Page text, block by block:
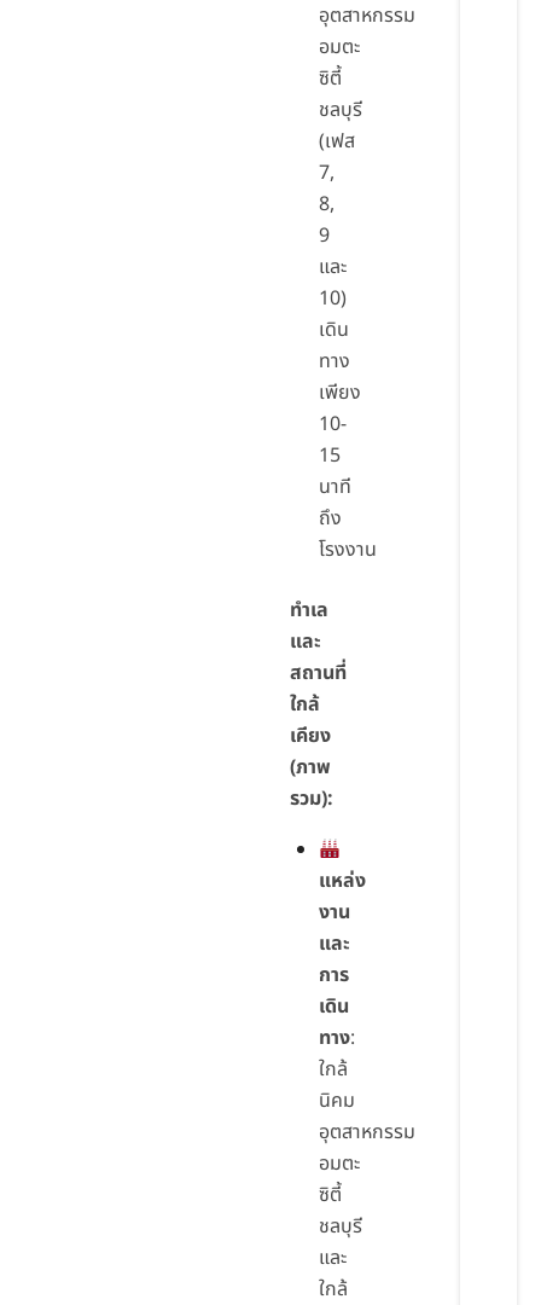
อุตสาหกรรม
อมตะ
ซิตี้
ชลบุรี
(เฟส
7,
8,
9
และ
10)
เดิน
ทาง
เพียง
10-
15
นาที
ถึง
โรงงาน
ทำเล
และ
สถานที่
ใกล้
เคียง
(ภาพ
รวม):
แหล่ง
งาน
และ
การ
เดิน
ทาง:
ใกล้
นิคม
อุตสาหกรรม
อมตะ
ซิตี้
ชลบุรี
และ
ใกล้